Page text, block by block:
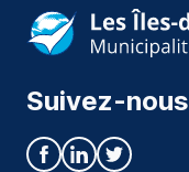
Suivez-nous